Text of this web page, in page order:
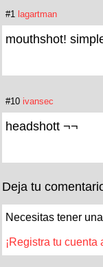
#1 lagartman
mouthshot!
#10 ivansec
headshott ¬¬
Deja tu
Necesitas tener
¡Registra tu cuenta